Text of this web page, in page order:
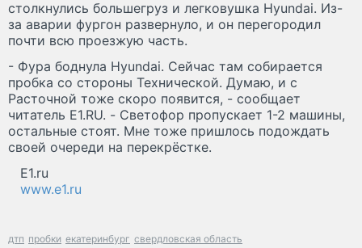
столкнулись большегруз и легковушка Hyundai. Из-
за аварии фургон развернуло, и он перегородил
почти всю проезжую часть.
- Фура боднула Hyundai. Сейчас там собирается
пробка со стороны Технической. Думаю, и с
Расточной тоже скоро появится, - сообщает
читатель E1.RU. - Светофор пропускает 1-2 машины,
остальные стоят. Мне тоже пришлось подождать
своей очереди на перекрёстке.
E1.ru
www.e1.ru
дтп пробки екатеринбург свердловская область